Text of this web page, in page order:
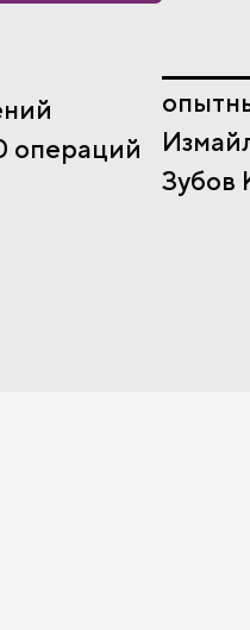
Зубов
операций